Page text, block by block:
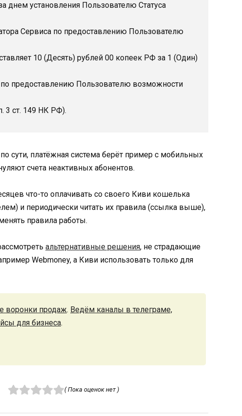
днем установления Пользователю Статуса
Сервиса по предоставлению Пользователю
10 (Десять) рублей 00 копеек РФ за 1 (Один)
по предоставлению Пользователю возможности
3 ст. 149 НК РФ).
сути, платёжная система берёт пример с мобильных
счета неактивных абонентов.
что-то оплачивать со своего Киви кошелька
и периодически читать их правила (ссылка выше),
правила работы.
альтернативные решения, не страдающие
Webmoney, а Киви использовать только для
воронки продаж. Ведём каналы в телеграме,
для бизнеса.
( Пока оценок нет )